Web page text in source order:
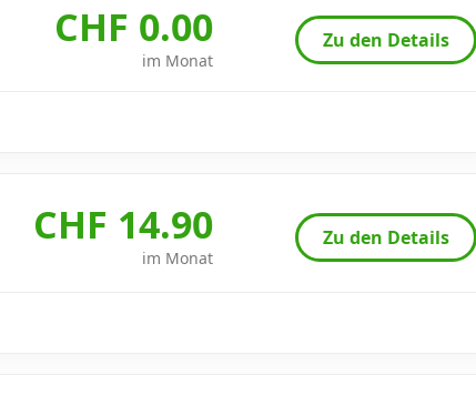
CHF 0.00
im Monat
Zu den Details
CHF 14.90
im Monat
Zu den Details